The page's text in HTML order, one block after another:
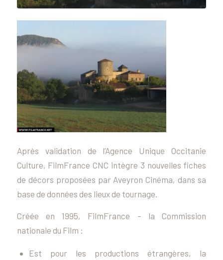
Après validation de l’Agence Unique Occitanie
Culture, FilmFrance CNC intègre 3 nouvelles fiches
de décors proposées par Aveyron Cinéma, dans sa
base de données des lieux de tournage.
Créée en 1995, FilmFrance – la Commission
nationale du Film :
Est pour les productions étrangères, la